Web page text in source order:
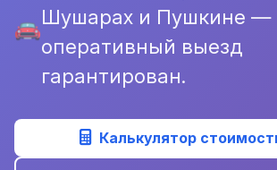
Шушарах и Пушкине —
оперативный выезд
гарантирован.
Калькулятор